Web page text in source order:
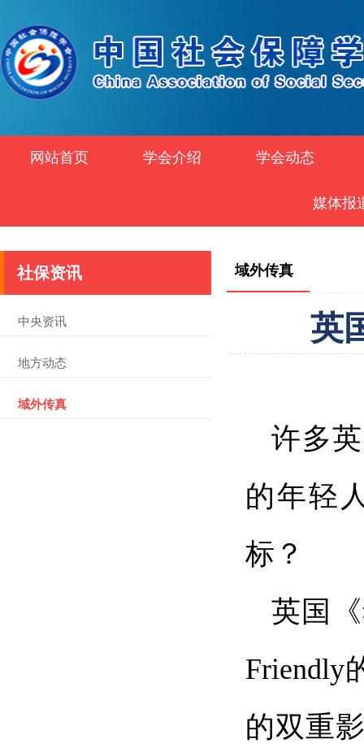
网站首页 学会介绍 学会动态
媒体报
社保资讯
中央资讯
地方动态
域外传真
域外传真
英
许多
的年轻
标？
英国
Friendly
的双重